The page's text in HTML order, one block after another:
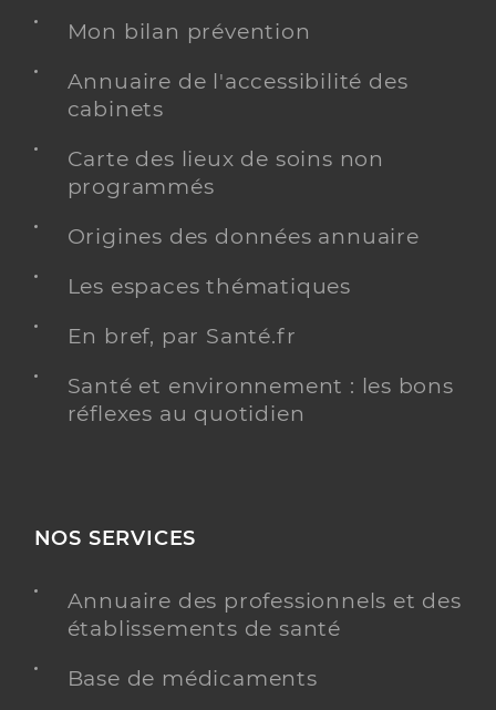
Mon bilan prévention
Annuaire de l'accessibilité des
cabinets
Carte des lieux de soins non
programmés
Origines des données annuaire
Les espaces thématiques
En bref, par Santé.fr
Santé et environnement : les bons
réflexes au quotidien
NOS SERVICES
Annuaire des professionnels et des
établissements de santé
Base de médicaments